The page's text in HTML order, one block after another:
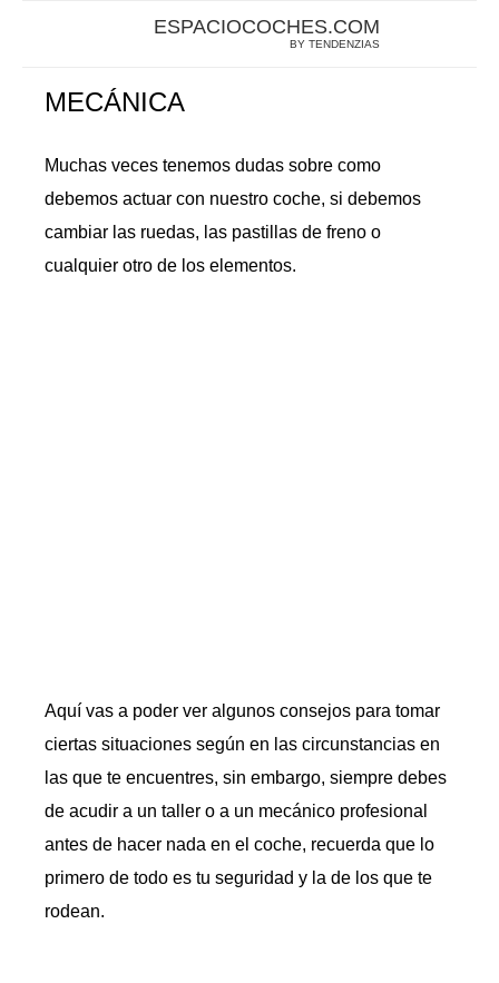
ESPACIOCOCHES.COM
BY TENDENZIAS
MECÁNICA
Muchas veces tenemos dudas sobre como
debemos actuar con nuestro coche, si debemos
cambiar las ruedas, las pastillas de freno o
cualquier otro de los elementos.
Aquí vas a poder ver algunos consejos para tomar
ciertas situaciones según en las circunstancias en
las que te encuentres, sin embargo, siempre debes
de acudir a un taller o a un mecánico profesional
antes de hacer nada en el coche, recuerda que lo
primero de todo es tu seguridad y la de los que te
rodean.